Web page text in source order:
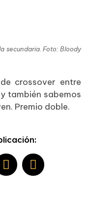
secundaria. Foto: Bloody
crossover entre
y también sabemos
Premio doble.